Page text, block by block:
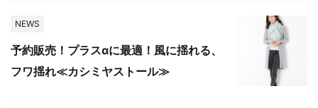
NEWS
予約販売！プラスαに最適！風に揺れる、
フワ揺れ≪カシミヤストール≫